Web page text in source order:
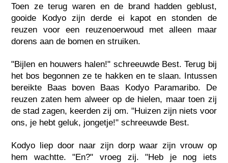
Toen ze terug waren en de brand hadden geblust,
gooide Kodyo zijn derde ei kapot en stonden de
reuzen voor een reuzenoerwoud met alleen maar
dorens aan de bomen en struiken.
"Bijlen en houwers halen!" schreeuwde Best. Terug bij
het bos begonnen ze te hakken en te slaan. Intussen
bereikte Baas boven Baas Kodyo Paramaribo. De
reuzen zaten hem alweer op de hielen, maar toen zij
de stad zagen, keerden zij om. "Huizen zijn niets voor
ons, je hebt geluk, jongetje!" schreeuwde Best.
Kodyo liep door naar zijn dorp waar zijn vrouw op
hem wachtte. "En?" vroeg zij. "Heb je nog iets